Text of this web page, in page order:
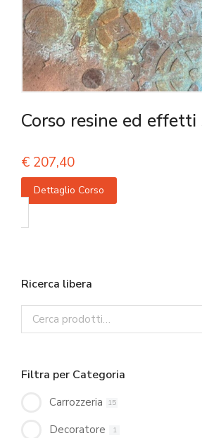
Corso resine ed effetti
€ 207,40
Dettaglio Corso
Ricerca libera
Filtra per Categoria
Carrozzeria 15
Decoratore 1